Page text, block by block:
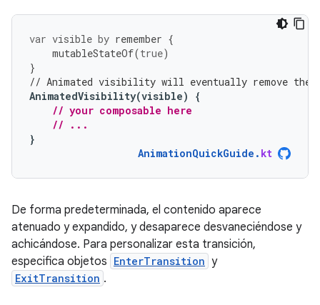
var visible by remember {
mutableStateOf(true)
}
// Animated visibility will eventually remove the
AnimatedVisibility(visible)
{
// your composable here
// ...
}
AnimationQuickGuide . kt
De forma predeterminada, el contenido aparece
atenuado y expandido, y desaparece desvaneciéndose y
achicándose. Para personalizar esta transición,
especifica objetos EnterTransition y
ExitTransition .